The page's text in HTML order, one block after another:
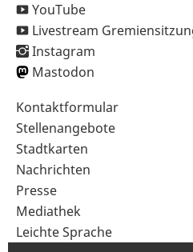
YouTube
Livestream
Instagram
Mastodon
Sekundärnavigation
im
Fußbereich
Kontaktformular
Stellenangebote
Stadtkarten
Nachrichten
Presse
Mediathek
Leichte Sprache